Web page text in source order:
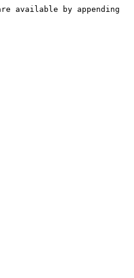
available by appending